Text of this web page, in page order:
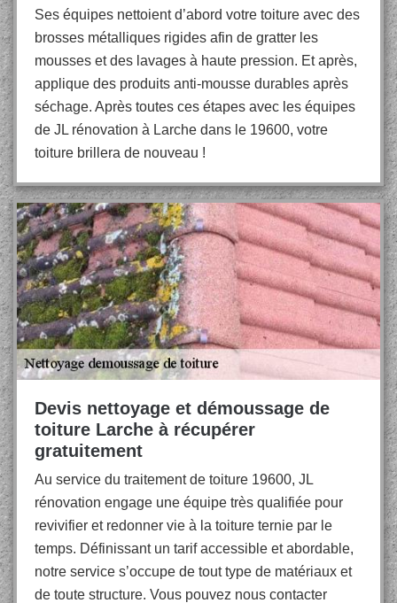
Ses équipes nettoient d’abord votre toiture avec des
brosses métalliques rigides afin de gratter les
mousses et des lavages à haute pression. Et après,
applique des produits anti-mousse durables après
séchage. Après toutes ces étapes avec les équipes
de JL rénovation à Larche dans le 19600, votre
toiture brillera de nouveau !
Devis nettoyage et démoussage de
toiture Larche à récupérer
gratuitement
Au service du traitement de toiture 19600, JL
rénovation engage une équipe très qualifiée pour
revivifier et redonner vie à la toiture ternie par le
temps. Définissant un tarif accessible et abordable,
notre service s’occupe de tout type de matériaux et
de toute structure. Vous pouvez nous contacter